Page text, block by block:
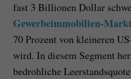
fast 3 Billionen Dollar
Gewerbeimmobilien-Markt
70 Prozent von kleineren
wird. In diesem Segment
bedrohliche